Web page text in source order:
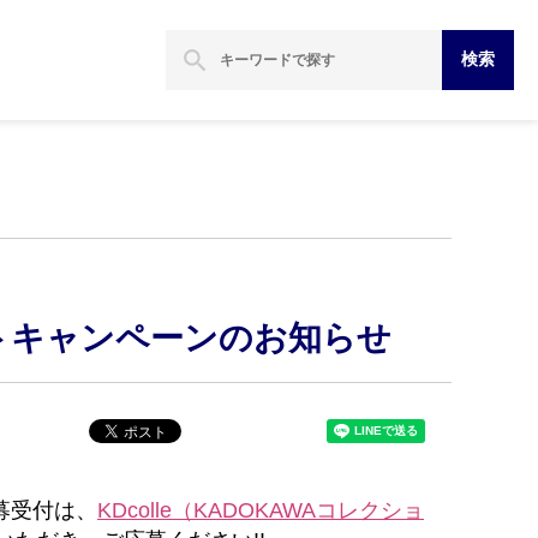
search 検索
ャンペーンのお知らせ
付は、 KDcolle（KADOKAWAコレクショ